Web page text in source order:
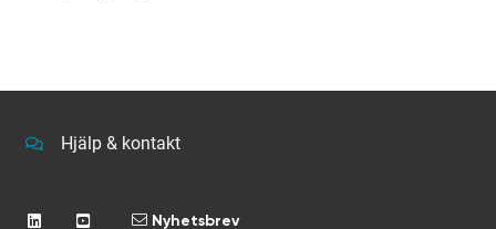
Hjälp & kontakt
Nyhetsbrev